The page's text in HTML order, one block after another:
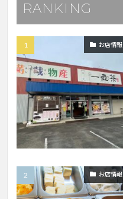
RANKING
お店情報
お店情報